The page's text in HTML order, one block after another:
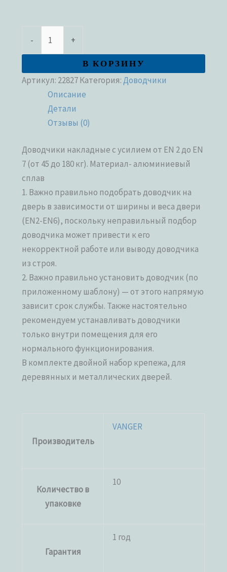
- +
В КОРЗИНУ
Артикул: 22827Категория:Доводчики
Описание
Детали
Отзывы (0)
Доводчики накладные с усилием от EN 2 до EN
7 (от 45 до 180 кг). Материал- алюминиевый
сплав
1. Важно правильно подобрать доводчик на
дверь в зависимости от ширины и веса двери
(EN2-EN6), поскольку неправильный подбор
доводчика может привести к его
некорректной работе или выводу доводчика
из строя.
2. Важно правильно установить доводчик (по
приложенному шаблону) — от этого напрямую
зависит срок службы. Также настоятельно
рекомендуем устанавливать доводчики
только внутри помещения для его
нормального функционирования.
В комплекте двойной набор крепежа, для
деревянных и металлических дверей.
Производитель
VANGER
Количество в
упаковке
10
Гарантия
1 год